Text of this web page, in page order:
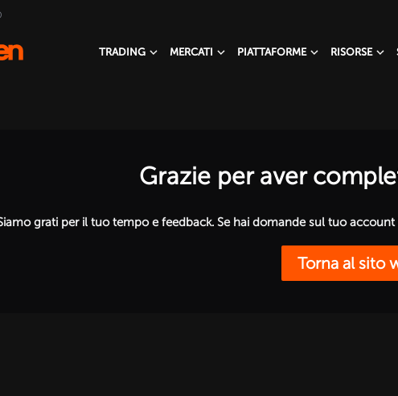
TRADING MERCATI PIATTAFORME RISORSE
Grazie per aver
grati per il tuo tempo e feedback. Se hai domande sul tuo
Torna al sito